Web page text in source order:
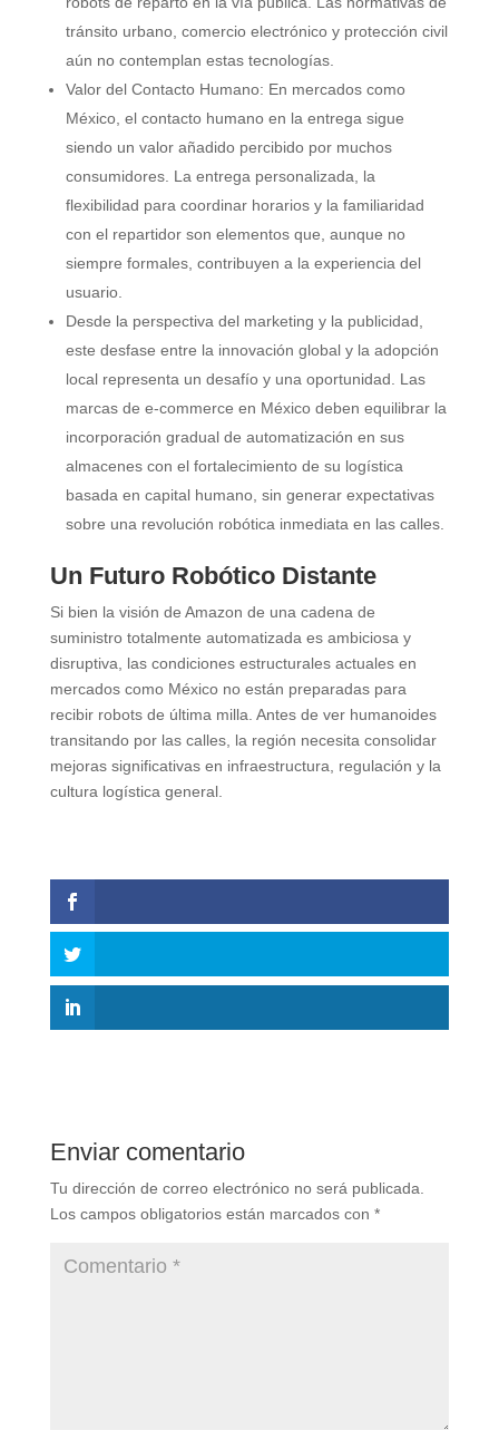
tránsito urbano, comercio electrónico y protección civil
aún no contemplan estas tecnologías.
Valor del Contacto Humano: En mercados como
México, el contacto humano en la entrega sigue
siendo un valor añadido percibido por muchos
consumidores. La entrega personalizada, la
flexibilidad para coordinar horarios y la familiaridad
con el repartidor son elementos que, aunque no
siempre formales, contribuyen a la experiencia del
usuario.
Desde la perspectiva del marketing y la publicidad,
este desfase entre la innovación global y la adopción
local representa un desafío y una oportunidad. Las
marcas de e-commerce en México deben equilibrar la
incorporación gradual de automatización en sus
almacenes con el fortalecimiento de su logística
basada en capital humano, sin generar expectativas
sobre una revolución robótica inmediata en las calles.
Un Futuro Robótico Distante
Si bien la visión de Amazon de una cadena de
suministro totalmente automatizada es ambiciosa y
disruptiva, las condiciones estructurales actuales en
mercados como México no están preparadas para
recibir robots de última milla. Antes de ver humanoides
transitando por las calles, la región necesita consolidar
mejoras significativas en infraestructura, regulación y la
cultura logística general.
Enviar comentario
Tu dirección de correo electrónico no será publicada.
Los campos obligatorios están marcados con *